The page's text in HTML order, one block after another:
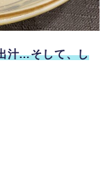
汁…そして、し